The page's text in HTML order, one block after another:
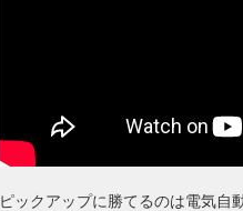
ピックアップに勝てるのは電気自